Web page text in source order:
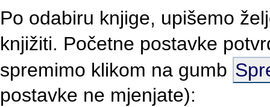
Po odabiru knjige, upišemo
knjižiti. Početne postavke
spremimo klikom na gumb
postavke ne mjenjate):